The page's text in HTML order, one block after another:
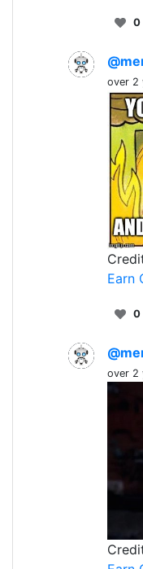
0
over 2
Earn
0
over 2